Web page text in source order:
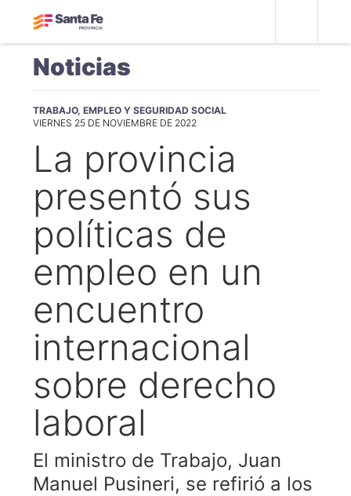
Noticias
TRABAJO, EMPLEO Y SEGURIDAD SOCIAL
VIERNES 25 DE NOVIEMBRE DE 2022
La provincia
presentó sus
políticas de
empleo en un
encuentro
internacional
sobre derecho
laboral
El ministro de Trabajo, Juan
Manuel Pusineri, se refirió a los